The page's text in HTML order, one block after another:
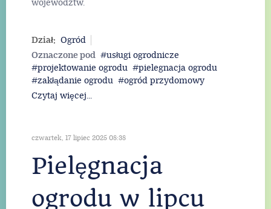
zróżnicowane regionalnie i zależne od rodzaju
województw.
Dział: Ogród
Oznaczone pod
Czytaj więcej...
czwartek, 17 lipiec 2025 08:38